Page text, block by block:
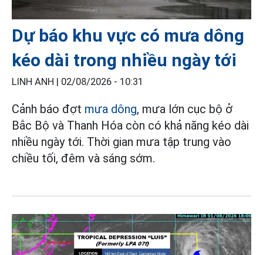
Dự báo khu vực có mưa dông
kéo dài trong nhiều ngày tới
LINH ANH | 02/08/2026 - 10:31
Cảnh báo đợt mưa dông, mưa lớn cục bộ ở
Bắc Bộ và Thanh Hóa còn có khả năng kéo dài
nhiều ngày tới. Thời gian mưa tập trung vào
chiều tối, đêm và sáng sớm.